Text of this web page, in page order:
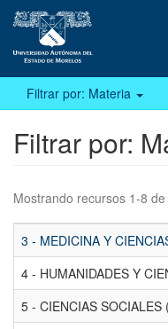
Filtrar por: Materia
Filtrar por:
Mostrando recursos 1-8 de
3 - MEDICINA Y
4 - HUMANIDADES Y
5 - CIENCIAS SOCIALES